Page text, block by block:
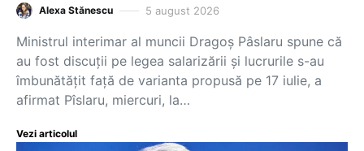
Alexa Stănescu 5 august 2026
Ministrul interimar al muncii Dragoș Pâslaru spune că
au fost discuții pe legea salarizării și lucrurile s-au
îmbunătățit față de varianta propusă pe 17 iulie, a
afirmat Pîslaru, miercuri, la…
Vezi articolul